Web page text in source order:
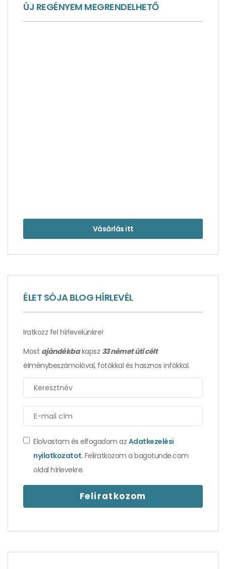
A film, amelyben a Bodeni-tó a csábító főszereplő
ÚJ REGÉNYEM MEGRENDELHETŐ
Vásárlás itt
ÉLET SÓJA BLOG HÍRLEVÉL
Iratkozz fel hírlevelünkre!
Most ajándékbakapsz 33 német úti célt
élménybeszámolóval, fotókkal és hasznos infókkal.
Elolvastam és elfogadom az Adatkezelési
nyilatkozatot. Feliratkozom a bagotunde.com
oldal hírlevekre.